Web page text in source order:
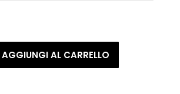
AGGIUNGI AL CARRELLO